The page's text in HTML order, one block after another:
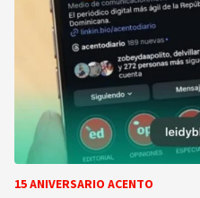
15 ANIVERSARIO ACENTO